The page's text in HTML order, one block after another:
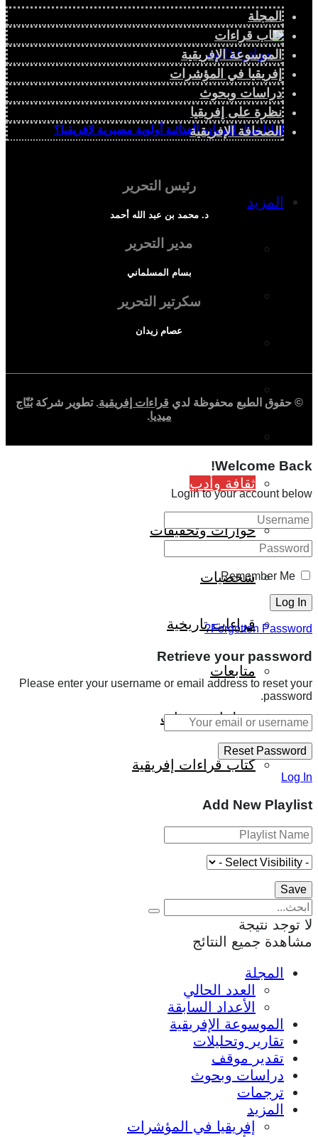
لماذا تمثل السيادة الغذائية أولوية مصيرية لإفريقيا؟
المزيد
إفريقيا في المؤشرات
الحالة الدينية
ثقافة وأدب
حوارات وتحقيقات
شخصيات
قراءات تاريخية
متابعات
منظمات وهيئات
كتاب قراءات إفريقية
المجلة
كتاب قراءات
الموسوعة الإفريقية
إفريقيا في المؤشرات
دراسات وبحوث
نظرة على إفريقيا
الصحافة الإفريقية
رئيس التحرير
د. محمد بن عبد الله أحمد
مدير التحرير
بسام المسلماني
سكرتير التحرير
عصام زيدان
© حقوق الطبع محفوظة لدي قراءات إفريقية. تطوير شركة بُنّاج
ميديا.
Welcome Back!
Login to your account below
Remember Me
Forgotten Password?
Retrieve your password
Please enter your username or email address to reset your
password.
Log In
Add New Playlist
لا توجد نتيجة
مشاهدة جميع النتائج
المجلة
العدد الحالي
الأعداد السابقة
الموسوعة الإفريقية
تقارير وتحليلات
تقدير موقف
دراسات وبحوث
ترجمات
المزيد
إفريقيا في المؤشرات